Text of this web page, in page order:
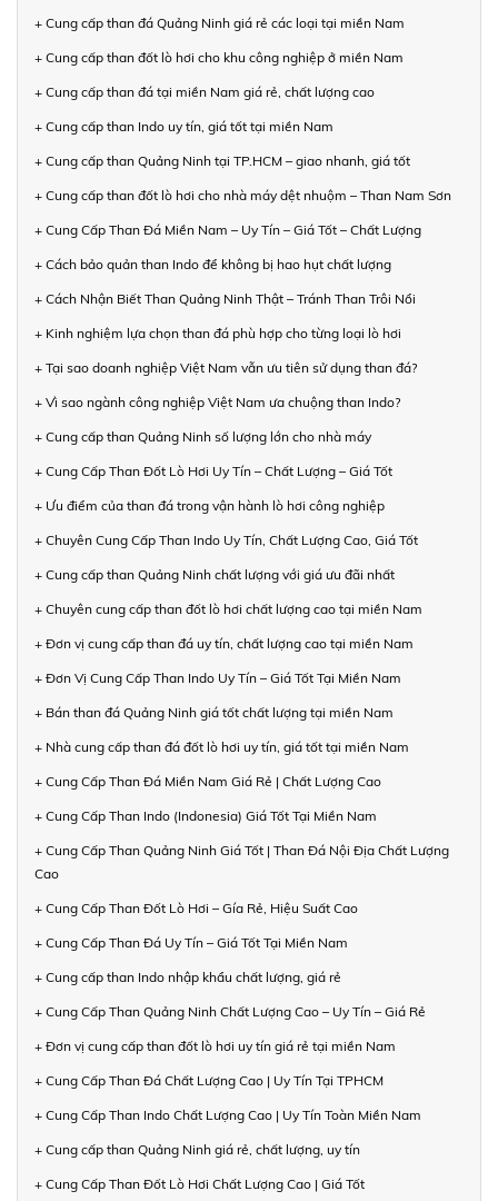
+ Cung cấp than đá Quảng Ninh giá rẻ các loại tại miền Nam
+ Cung cấp than đốt lò hơi cho khu công nghiệp ở miền Nam
+ Cung cấp than đá tại miền Nam giá rẻ, chất lượng cao
+ Cung cấp than Indo uy tín, giá tốt tại miền Nam
+ Cung cấp than Quảng Ninh tại TP.HCM – giao nhanh, giá tốt
+ Cung cấp than đốt lò hơi cho nhà máy dệt nhuộm – Than Nam Sơn
+ Cung Cấp Than Đá Miền Nam – Uy Tín – Giá Tốt – Chất Lượng
+ Cách bảo quản than Indo để không bị hao hụt chất lượng
+ Cách Nhận Biết Than Quảng Ninh Thật – Tránh Than Trôi Nổi
+ Kinh nghiệm lựa chọn than đá phù hợp cho từng loại lò hơi
+ Tại sao doanh nghiệp Việt Nam vẫn ưu tiên sử dụng than đá?
+ Vì sao ngành công nghiệp Việt Nam ưa chuộng than Indo?
+ Cung cấp than Quảng Ninh số lượng lớn cho nhà máy
+ Cung Cấp Than Đốt Lò Hơi Uy Tín – Chất Lượng – Giá Tốt
+ Ưu điểm của than đá trong vận hành lò hơi công nghiệp
+ Chuyên Cung Cấp Than Indo Uy Tín, Chất Lượng Cao, Giá Tốt
+ Cung cấp than Quảng Ninh chất lượng với giá ưu đãi nhất
+ Chuyên cung cấp than đốt lò hơi chất lượng cao tại miền Nam
+ Đơn vị cung cấp than đá uy tín, chất lượng cao tại miền Nam
+ Đơn Vị Cung Cấp Than Indo Uy Tín – Giá Tốt Tại Miền Nam
+ Bán than đá Quảng Ninh giá tốt chất lượng tại miền Nam
+ Nhà cung cấp than đá đốt lò hơi uy tín, giá tốt tại miền Nam
+ Cung Cấp Than Đá Miền Nam Giá Rẻ | Chất Lượng Cao
+ Cung Cấp Than Indo (Indonesia) Giá Tốt Tại Miền Nam
+ Cung Cấp Than Quảng Ninh Giá Tốt | Than Đá Nội Địa Chất Lượng
Cao
+ Cung Cấp Than Đốt Lò Hơi – Gía Rẻ, Hiệu Suất Cao
+ Cung Cấp Than Đá Uy Tín – Giá Tốt Tại Miền Nam
+ Cung cấp than Indo nhập khẩu chất lượng, giá rẻ
+ Cung Cấp Than Quảng Ninh Chất Lượng Cao – Uy Tín – Giá Rẻ
+ Đơn vị cung cấp than đốt lò hơi uy tín giá rẻ tại miền Nam
+ Cung Cấp Than Đá Chất Lượng Cao | Uy Tín Tại TPHCM
+ Cung Cấp Than Indo Chất Lượng Cao | Uy Tín Toàn Miền Nam
+ Cung cấp than Quảng Ninh giá rẻ, chất lượng, uy tín
+ Cung Cấp Than Đốt Lò Hơi Chất Lượng Cao | Giá Tốt